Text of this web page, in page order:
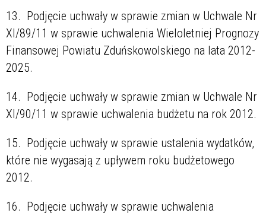
13. Podjęcie uchwały w sprawie zmian w Uchwale Nr
XI/89/11 w sprawie uchwalenia Wieloletniej Prognozy
Finansowej Powiatu Zduńskowolskiego na lata 2012-
2025.
14. Podjęcie uchwały w sprawie zmian w Uchwale Nr
XI/90/11 w sprawie uchwalenia budżetu na rok 2012.
15. Podjęcie uchwały w sprawie ustalenia wydatków,
które nie wygasają z upływem roku budżetowego
2012.
16. Podjęcie uchwały w sprawie uchwalenia